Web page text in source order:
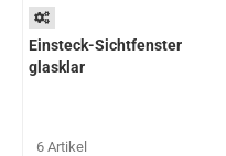
Einsteck-Sichtfenster
glasklar
6 Artikel